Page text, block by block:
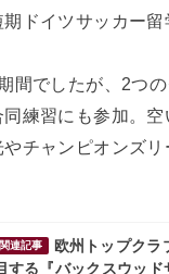
ドイツサッカー留
間でしたが、2つ
練習にも参加。空
チャンピオンズ
関連記事
欧州トップクラ
する『バックスウッド